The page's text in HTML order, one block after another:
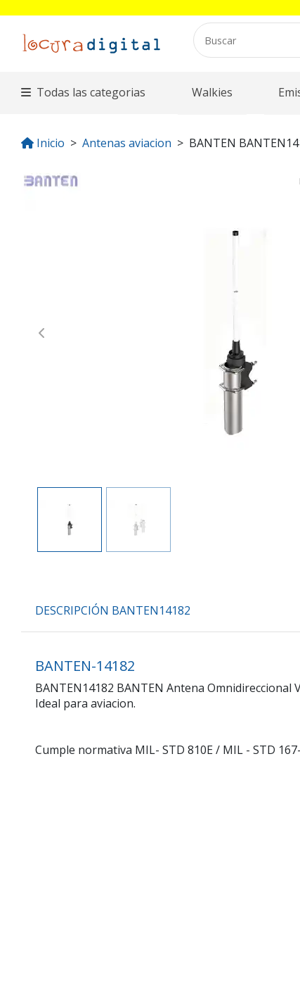
Todas las categorias Walkies
Inicio Antenas aviacion BANTEN
Previous
DESCRIPCIÓN BANTEN14182
BANTEN-14182
BANTEN14182 BANTEN Antena Omnidireccional
Ideal para aviacion.
Cumple normativa MIL- STD 810E / MIL - STD